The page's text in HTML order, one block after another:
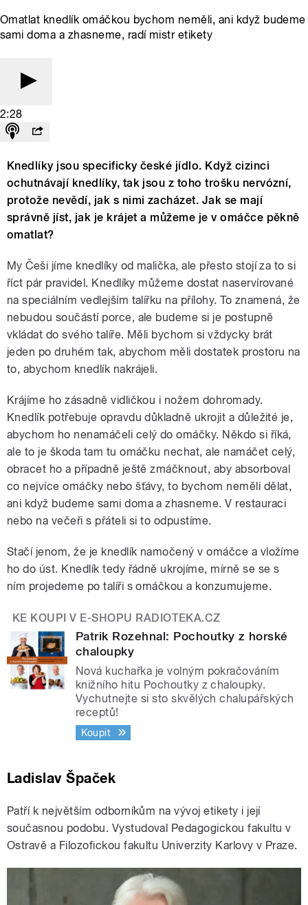
Omatlat knedlík omáčkou bychom neměli, ani když budeme
sami doma a zhasneme, radí mistr etikety
2:28
Knedlíky jsou specificky české jídlo. Když cizinci
ochutnávají knedlíky, tak jsou z toho trošku nervózní,
protože nevědí, jak s nimi zacházet. Jak se mají
správně jíst, jak je krájet a můžeme je v omáčce pěkně
omatlat?
My Češi jíme knedlíky od malička, ale přesto stojí za to si
říct pár pravidel. Knedlíky můžeme dostat naservírované
na speciálním vedlejším talířku na přílohy. To znamená, že
nebudou součástí porce, ale budeme si je postupně
vkládat do svého talíře. Měli bychom si vždycky brát
jeden po druhém tak, abychom měli dostatek prostoru na
to, abychom knedlík nakrájeli.
Krájíme ho zásadně vidličkou i nožem dohromady.
Knedlík potřebuje opravdu důkladně ukrojit a důležité je,
abychom ho nenamáčeli celý do omáčky. Někdo si říká,
ale to je škoda tam tu omáčku nechat, ale namáčet celý,
obracet ho a případně ještě zmáčknout, aby absorboval
co nejvíce omáčky nebo šťávy, to bychom neměli dělat,
ani když budeme sami doma a zhasneme. V restauraci
nebo na večeři s přáteli si to odpustíme.
Stačí jenom, že je knedlík namočený v omáčce a vložíme
ho do úst. Knedlík tedy řádně ukrojíme, mírně se se s
ním projedeme po talíři s omáčkou a konzumujeme.
KE KOUPI V E-SHOPU RADIOTEKA.CZ
Patrik Rozehnal: Pochoutky z horské
chaloupky
Nová kuchařka je volným pokračováním
knižního hitu Pochoutky z chaloupky.
Vychutnejte si sto skvělých chalupářských
receptů!
Koupit
Ladislav Špaček
Patří k největším odborníkům na vývoj etikety i její
současnou podobu. Vystudoval Pedagogickou fakultu v
Ostravě a Filozofickou fakultu Univerzity Karlovy v Praze.